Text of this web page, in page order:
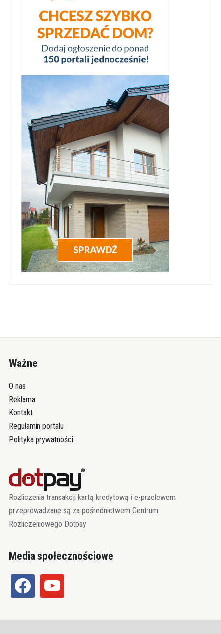
Ważne
O nas
Reklama
Kontakt
Regulamin portalu
Polityka prywatności
Rozliczenia transakcji kartą kredytową i e-przelewem
przeprowadzane są za pośrednictwem Centrum
Rozliczeniowego Dotpay
Media społecznościowe
facebook youtube